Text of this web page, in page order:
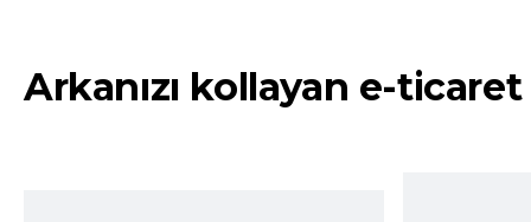
Arkanızı kollayan e-ticaret